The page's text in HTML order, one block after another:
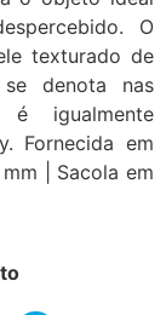
O
texturado de
denota nas
igualmente
Fornecida em
| Sacola em